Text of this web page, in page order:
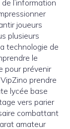
l’information
joueurs
plusieurs
technologie de
le
pour prévenir
prendre
lycée base
vers parier
combattant
amateur